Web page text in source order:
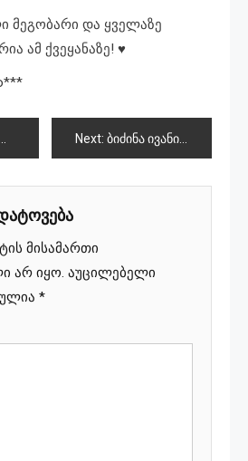
მეგობარი და ყველაზე
ამ ქვეყანაზე! ♥️
Next: ბიძინა ივანიშვილმა საქართველოს ფეხბურთელთა ნაკრები 30. მილიონი ლარით დააჯილდოვა
მისამართი
არ იყო. აუცილებელი
*